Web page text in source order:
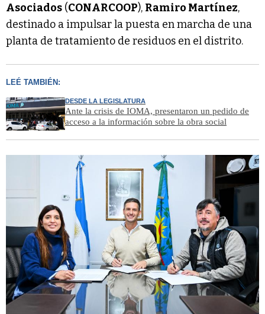
Asociados (CONARCOOP), Ramiro Martínez,
destinado a impulsar la puesta en marcha de una
planta de tratamiento de residuos en el distrito.
LEÉ TAMBIÉN:
DESDE LA LEGISLATURA
Ante la crisis de IOMA, presentaron un pedido de
acceso a la información sobre la obra social